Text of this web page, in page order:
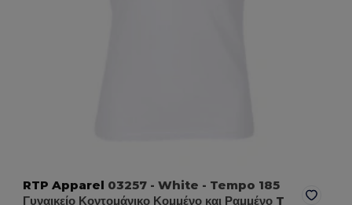
RTP Apparel 03257 - White - Tempo 185
Γυναικείο Κοντομάνικο Κομμένο και Ραμμένο T